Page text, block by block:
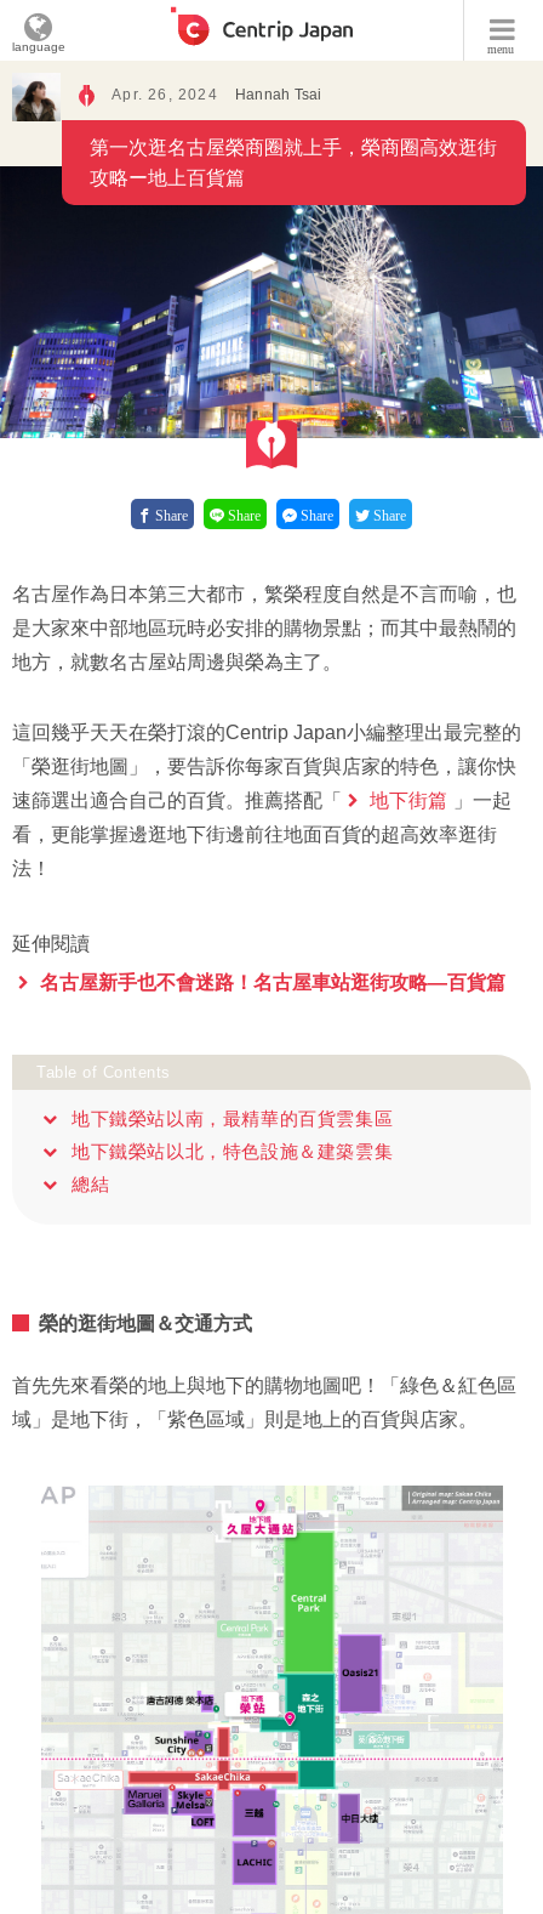
menu
language
Apr. 26, 2024 Hannah Tsai
第一次逛名古屋榮商圈就上手，榮商圈高效逛街
攻略ー地上百貨篇
Share Share Share Share
名古屋作為日本第三大都市，繁榮程度自然是不言而喻，也
是大家來中部地區玩時必安排的購物景點；而其中最熱鬧的
地方，就數名古屋站周邊與榮為主了。
這回幾乎天天在榮打滾的Centrip Japan小編整理出最完整的
「榮逛街地圖」，要告訴你每家百貨與店家的特色，讓你快
速篩選出適合自己的百貨。推薦搭配「
地下街篇
」一起
看，更能掌握邊逛地下街邊前往地面百貨的超高效率逛街
法！
延伸閱讀
名古屋新手也不會迷路！名古屋車站逛街攻略—百貨篇
Table of Contents
地下鐵榮站以南，最精華的百貨雲集區
地下鐵榮站以北，特色設施＆建築雲集
總結
榮的逛街地圖＆交通方式
首先先來看榮的地上與地下的購物地圖吧！「綠色＆紅色區
域」是地下街，「紫色區域」則是地上的百貨與店家。